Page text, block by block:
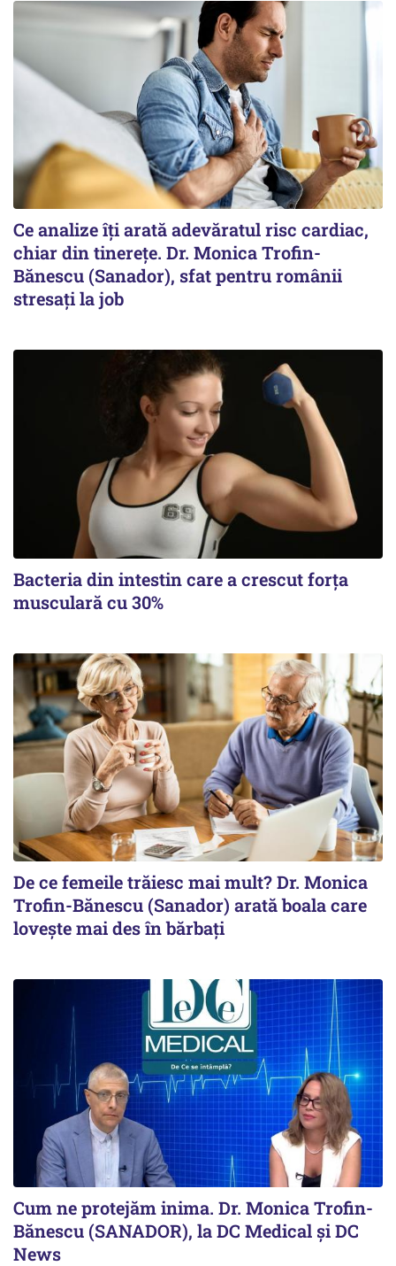
Ce analize îți arată adevăratul risc cardiac,
chiar din tinerețe. Dr. Monica Trofin-
Bănescu (Sanador), sfat pentru românii
stresați la job
Bacteria din intestin care a crescut forța
musculară cu 30%
De ce femeile trăiesc mai mult? Dr. Monica
Trofin-Bănescu (Sanador) arată boala care
lovește mai des în bărbați
Cum ne protejăm inima. Dr. Monica Trofin-
Bănescu (SANADOR), la DC Medical și DC
News